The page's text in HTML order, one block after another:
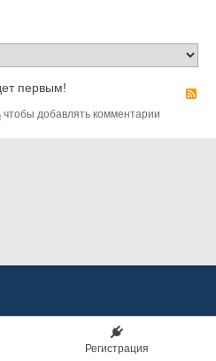
первым!
чтобы добавлять комментарии
Регистрация